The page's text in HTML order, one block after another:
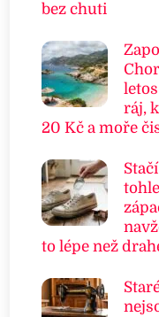
bez chuti
ráj,
20 Kč a moře
to lépe než